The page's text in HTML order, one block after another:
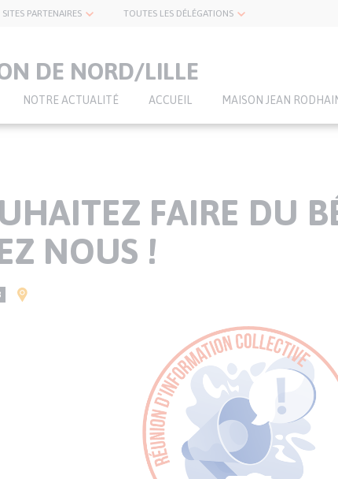
SITES PARTENAIRES TOUTES LES DÉLÉGATIONS
DE NORD/LILLE
NOTRE ACTUALITÉ ACCUEIL MAISON JEAN
FAIRE DU
NOUS !